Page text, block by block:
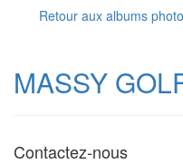
Retour aux albums
MASSY
Contactez-nous